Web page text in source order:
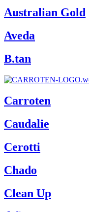
Australian Gold
Aveda
B.tan
Carroten
Caudalie
Cerotti
Chado
Clean Up